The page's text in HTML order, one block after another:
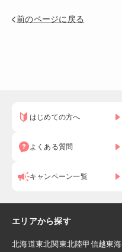
前のページに戻る
はじめての方へ
よくある質問
キャンペーン一覧
エリアから探す
北海道東北関東北陸甲信越東海